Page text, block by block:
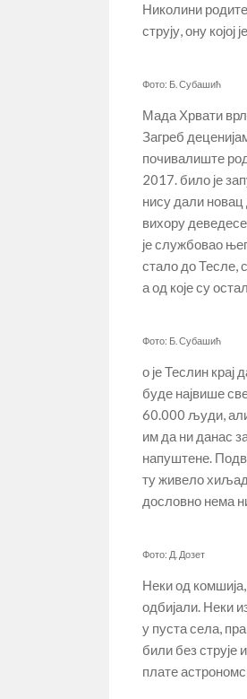
Николини
струју, ону
Фото: Б. Субашић
Мада Хрвати
Загреб
почивалиште
2017. било је
нису дали новац
вихору
је службовао
стало до Тесле,
а од које су
Фото: Б. Субашић
о је Теслин
буде највише
60.000 људи,
им да ни данас
напуштене.
ту живело
дословно нема
Фото: Д. Дозет
Неки од
одбијали. Неки
у пуста села,
били без струје
плате